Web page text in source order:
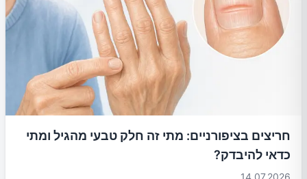
חריצים בציפורניים: מתי זה חלק טבעי מהגיל ומתי
כדאי להיבדק?
14.07.2026